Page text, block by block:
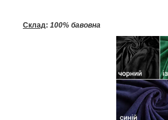
Склад: 100% бавовна